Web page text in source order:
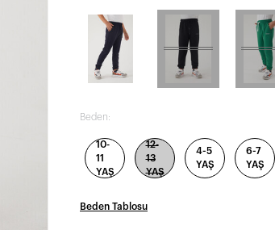
Beden:
10-
11
YAŞ
12-
13
YAŞ
4-5
YAŞ
6-7
YAŞ
Beden Tablosu